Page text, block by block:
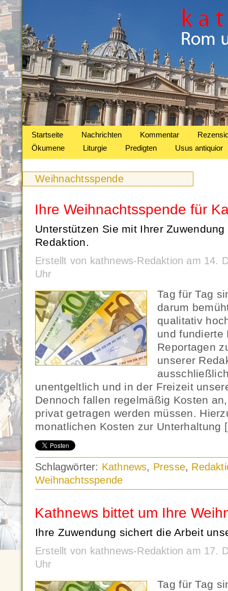
Startseite Nachrichten Kommentar
Ökumene
Liturgie Predigten Usus antiquior
Weihnachtsspende
Ihre Weihnachtsspende für
Unterstützen Sie mit Ihrer
Redaktion.
Erstellt von kathnews-Redaktion am 14.
Uhr
Tag für Tag
darum
qualitativ
und fundierte
Reportagen
unserer
unentgeltlich und in der Freizeit
Dennoch fallen regelmäßig Kosten
privat getragen werden müssen.
monatlichen Kosten zur Unterhaltung
Schlagwörter: Kathnews, Presse,
Weihnachtsspende
Kathnews bittet um Ihre
Ihre Zuwendung sichert die Arbeit
Erstellt von kathnews-Redaktion am 17.
Uhr
Tag für Tag